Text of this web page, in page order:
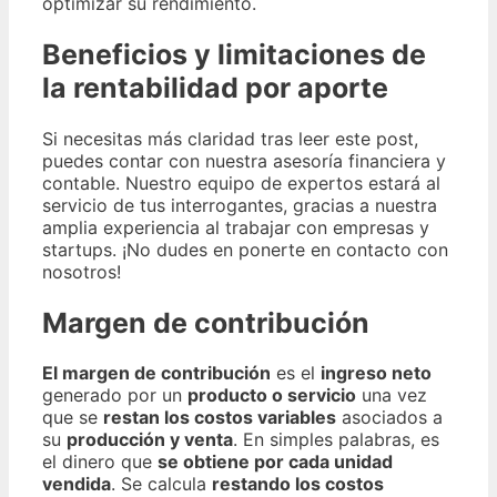
Beneficios y limitaciones de
la rentabilidad por aporte
Si necesitas más claridad tras leer este post,
puedes contar con nuestra asesoría financiera y
contable. Nuestro equipo de expertos estará al
servicio de tus interrogantes, gracias a nuestra
amplia experiencia al trabajar con empresas y
startups. ¡No dudes en ponerte en contacto con
nosotros!
Margen de contribución
El margen de contribución es el ingreso neto
generado por un producto o servicio una vez
que se restan los costos variables asociados a
su producción y venta. En simples palabras, es
el dinero que se obtiene por cada unidad
vendida. Se calcula restando los costos